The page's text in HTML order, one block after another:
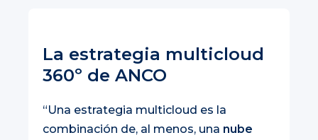
La estrategia multicloud
360º de ANCO
“Una estrategia multicloud es la
combinación de, al menos, una nube